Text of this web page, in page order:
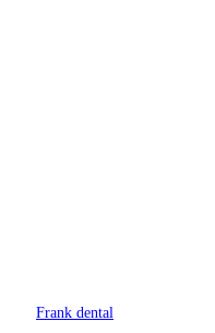
Frank dental